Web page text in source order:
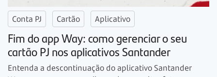
Conta PJ Cartão Aplicativo
Fim do app Way: como gerenciar o seu
cartão PJ nos aplicativos Santander
Entenda a descontinuação do aplicativo Santander